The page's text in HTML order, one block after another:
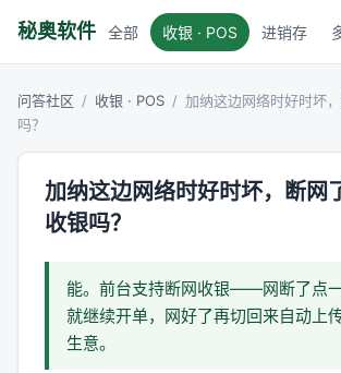
秘奥软件 全部 收银 · POS 进销存
问答社区 / 收银 · POS / 加纳这边网络时好时坏
吗？
加纳这边网络时好时坏，断网
收银吗？
能。前台支持断网收银——网断了点
就继续开单，网好了再切回来自动上
生意。